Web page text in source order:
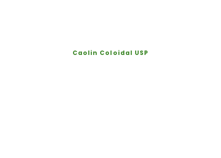
Caolin Coloidal USP